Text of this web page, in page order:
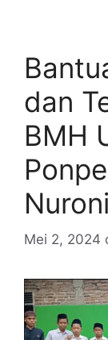
dan
BMH
Mei 2, 2024